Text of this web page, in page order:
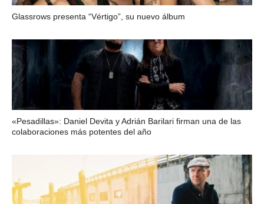
Glassrows presenta “Vértigo”, su nuevo álbum
«Pesadillas»: Daniel Devita y Adrián Barilari firman una de las
colaboraciones más potentes del año